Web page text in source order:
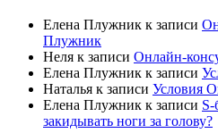
Елена Плужник к записи
Плужник
Неля к записи Онлайн-
Елена Плужник к записи
Наталья к записи Условия
Елена Плужник к записи
закидывать ноги за голову?